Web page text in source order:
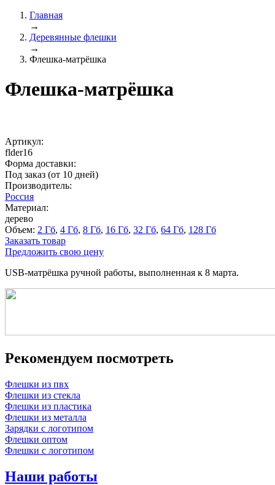
Главная
→
Деревянные флешки
→
Флешка-матрёшка
Флешка-матрёшка
Артикул:
flder16
Форма доставки:
Под заказ (от 10 дней)
Производитель:
Россия
Материал:
дерево
Объем: 2 Гб, 4 Гб, 8 Гб, 16 Гб, 32 Гб, 64 Гб, 128 Гб
Заказать товар
Предложить свою цену
USB-матрёшка ручной работы, выполненная к 8 марта.
Рекомендуем посмотреть
Флешки из пвх
Флешки из стекла
Флешки из пластика
Флешки из металла
Зарядки с логотипом
Флешки оптом
Флешки с логотипом
Наши работы